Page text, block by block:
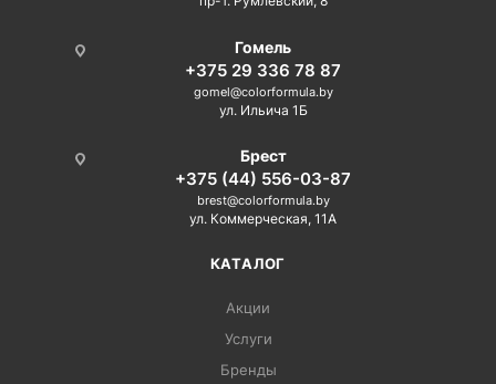
Гомель
+375 29 336 78 87
gomel@colorformula.by
ул. Ильича 1Б
Брест
+375 (44) 556-03-87
brest@colorformula.by
ул. Коммерческая, 11А
КАТАЛОГ
Акции
Услуги
Бренды